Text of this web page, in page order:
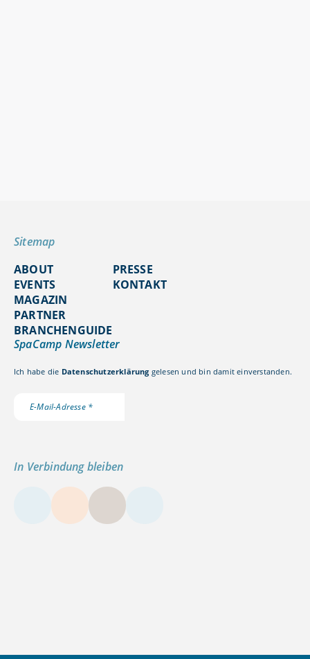
Sitemap
ABOUT
EVENTS
MAGAZIN
PARTNER
BRANCHENGUIDE
PRESSE
KONTAKT
SpaCamp Newsletter
Ich habe die Datenschutzerklärung gelesen und bin damit einverstanden.
In Verbindung bleiben
LinkedIn
Instagram
YouTubeKontakt